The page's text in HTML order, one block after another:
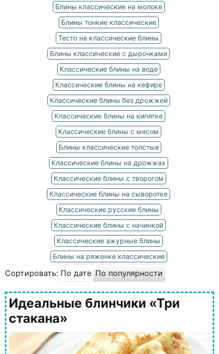
Блины классические на молоке
Блины тонкие классические
Тесто на классические блины
Блины классические с дырочками
Классические блины на воде
Классические блины на кефире
Классические блины без дрожжей
Классические блины на кипятке
Классические блины с мясом
Блины классические толстые
Классические блины на дрожжах
Классические блины с творогом
Классические блины на сыворотке
Классические русские блины
Классические блины с начинкой
Классические ажурные блины
Блины на ряженке классические
Сортировать: По дате По популярности
Идеальные блинчики «Три
стакана»